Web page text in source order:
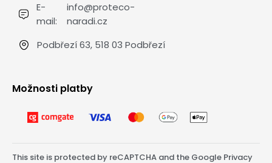
E-
mail:
info@proteco-
naradi.cz
Podbřezí 63, 518 03 Podbřezí
Možnosti platby
This site is protected by reCAPTCHA and the Google Privacy